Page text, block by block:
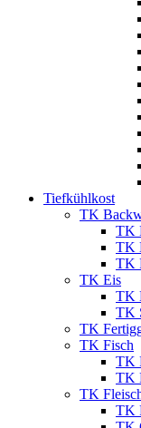
Tiefkühlkost
TK
TK
TK
TK
TK Eis
TK
TK
TK
TK Fisch
TK
TK
TK
TK